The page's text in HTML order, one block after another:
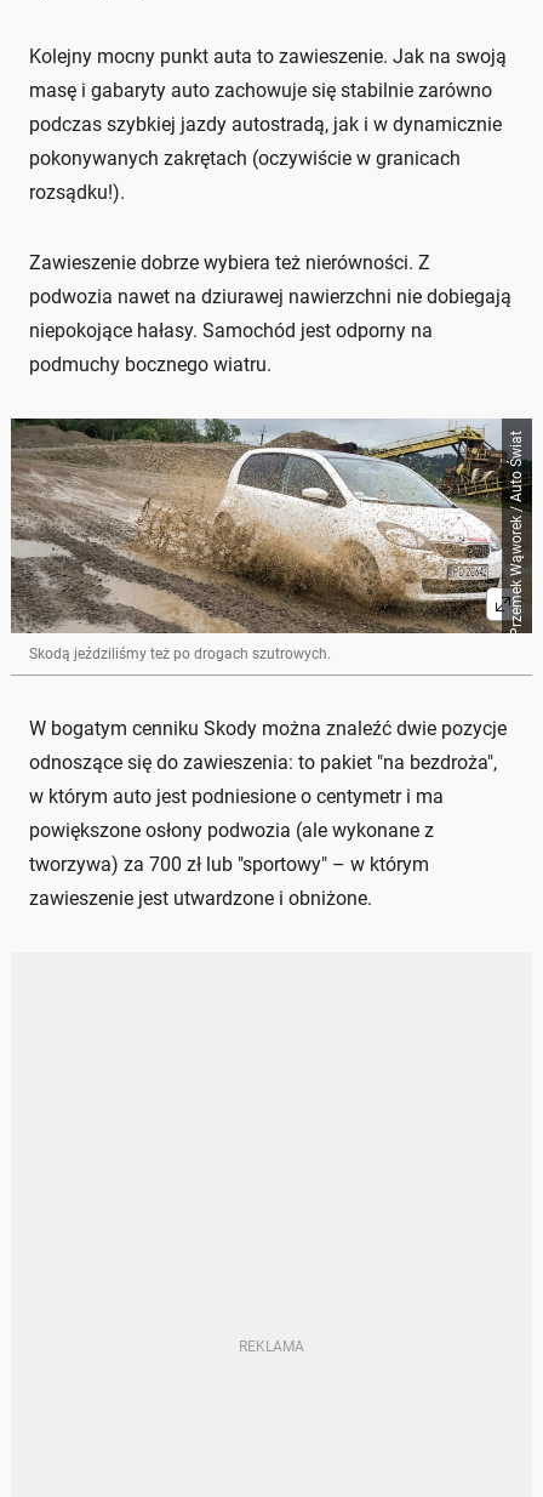
Kolejny mocny punkt auta to zawieszenie. Jak na swoją
masę i gabaryty auto zachowuje się stabilnie zarówno
podczas szybkiej jazdy autostradą, jak i w dynamicznie
pokonywanych zakrętach (oczywiście w granicach
rozsądku!).
Zawieszenie dobrze wybiera też nierówności. Z
podwozia nawet na dziurawej nawierzchni nie dobiegają
niepokojące hałasy. Samochód jest odporny na
podmuchy bocznego wiatru.
Przemek Wąworek / Auto Świat
Skodą jeździliśmy też po drogach szutrowych.
W bogatym cenniku Skody można znaleźć dwie pozycje
odnoszące się do zawieszenia: to pakiet "na bezdroża",
w którym auto jest podniesione o centymetr i ma
powiększone osłony podwozia (ale wykonane z
tworzywa) za 700 zł lub "sportowy" – w którym
zawieszenie jest utwardzone i obniżone.